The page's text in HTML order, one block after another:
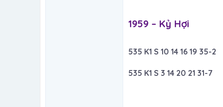
1959 – Kỷ Hợi​
535 K1 S 10 14 16 19 35-2
535 K1 S 3 14 20 21 31-7